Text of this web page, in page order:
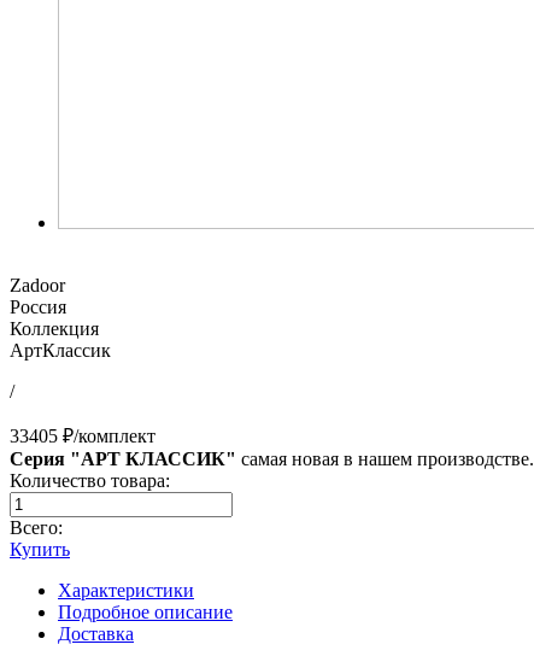
Zadoor
Россия
Коллекция
АртКлассик
/
33405 ₽/комплект
Серия "АРТ КЛАССИК" самая новая в нашем производстве.
Количество товара:
Всего:
Купить
Характеристики
Подробное описание
Доставка